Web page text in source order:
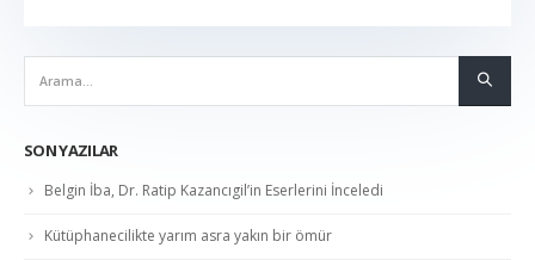
SON YAZILAR
Belgin İba, Dr. Ratip Kazancıgil’in Eserlerini İnceledi
Kütüphanecilikte yarım asra yakın bir ömür